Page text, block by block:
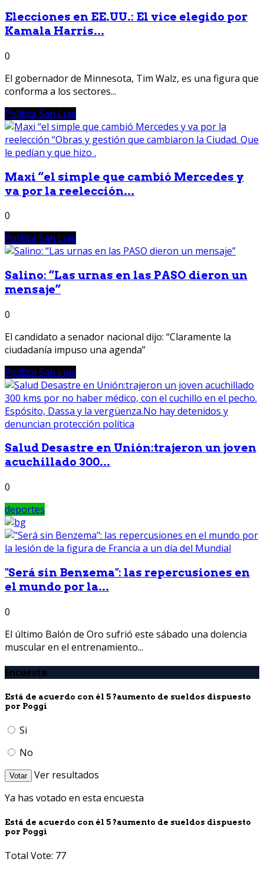
Elecciones en EE.UU.: El vice elegido por
Kamala Harris...
0
El gobernador de Minnesota, Tim Walz, es una figura que
conforma a los sectores...
Política San Luis
Maxi “el simple que cambió Mercedes y
va por la reelección...
0
Política San Luis
Salino: “Las urnas en las PASO dieron un
mensaje”
0
El candidato a senador nacional dijo: “Claramente la
ciudadanía impuso una agenda”
Política San Luis
Salud Desastre en Unión:trajeron un joven
acuchillado 300...
0
deportes
"Será sin Benzema": las repercusiones en
el mundo por la...
0
El último Balón de Oro sufrió este sábado una dolencia
muscular en el entrenamiento...
Encuesta
Está de acuerdo con él 5 ?aumento de sueldos dispuesto
por Poggi
Si
No
Votar
Ver resultados
Ya has votado en esta encuesta
Está de acuerdo con él 5 ?aumento de sueldos dispuesto
por Poggi
Total Vote: 77